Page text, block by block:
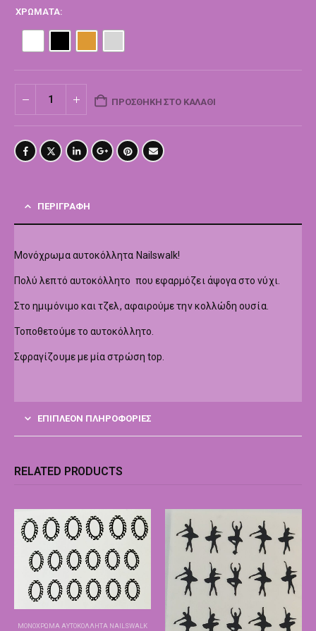
ΧΡΏΜΑΤΑ
ΠΡΟΣΘΉΚΗ ΣΤΟ ΚΑΛΆΘΙ
ΠΕΡΙΓΡΑΦΉ
Μονόχρωμα αυτοκόλλητα Nailswalk!
Πολύ λεπτό αυτοκόλλητο που εφαρμόζει άψογα στο νύχι.
Στο ημιμόνιμο και τζελ, αφαιρούμε την κολλώδη ουσία.
Τοποθετούμε το αυτοκόλλητο.
Σφραγίζουμε με μία στρώση top.
ΕΠΙΠΛΈΟΝ ΠΛΗΡΟΦΟΡΊΕΣ
RELATED PRODUCTS
ΜΟΝΌΧΡΩΜΑ ΑΥΤΟΚΌΛΛΗΤΑ NAILSWALK